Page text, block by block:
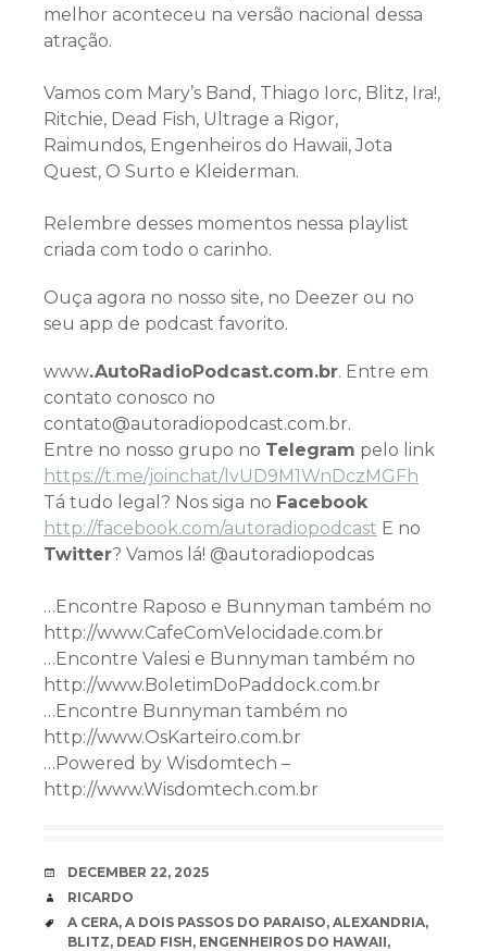
melhor aconteceu na versão nacional dessa
atração.
Vamos com Mary’s Band, Thiago Iorc, Blitz, Ira!,
Ritchie, Dead Fish, Ultrage a Rigor,
Raimundos, Engenheiros do Hawaii, Jota
Quest, O Surto e Kleiderman.
Relembre desses momentos nessa playlist
criada com todo o carinho.
Ouça agora no nosso site, no Deezer ou no
seu app de podcast favorito.
www.AutoRadioPodcast.com.br. Entre em
contato conosco no
contato@autoradiopodcast.com.br.
Entre no nosso grupo no Telegram pelo link
https://t.me/joinchat/lvUD9M1WnDczMGFh
Tá tudo legal? Nos siga no Facebook
http://facebook.com/autoradiopodcast E no
Twitter? Vamos lá! @autoradiopodcas
…Encontre Raposo e Bunnyman também no
http://www.CafeComVelocidade.com.br
…Encontre Valesi e Bunnyman também no
http://www.BoletimDoPaddock.com.br
…Encontre Bunnyman também no
http://www.OsKarteiro.com.br
…Powered by Wisdomtech –
http://www.Wisdomtech.com.br
DATE
DECEMBER 22, 2025
AUTHOR
RICARDO
TAGS
A CERA, A DOIS PASSOS DO PARAISO, ALEXANDRIA,
BLITZ, DEAD FISH, ENGENHEIROS DO HAWAII,